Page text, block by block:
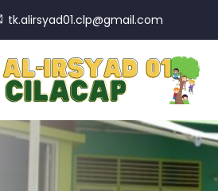
tk.alirsyad01.clp@gmail.com